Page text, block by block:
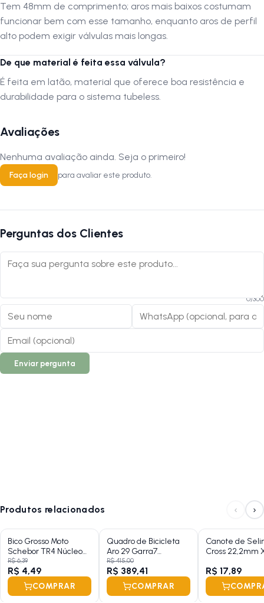
Tem 48mm de comprimento; aros mais baixos costumam
funcionar bem com esse tamanho, enquanto aros de perfil
alto podem exigir válvulas mais longas.
De que material é feita essa válvula?
É feita em latão, material que oferece boa resistência e
durabilidade para o sistema tubeless.
Avaliações
Nenhuma avaliação ainda. Seja o primeiro!
Faça login para avaliar este produto.
Perguntas dos Clientes
0/300
Enviar pergunta
Produtos relacionados ‹ ›
Bico Grosso Moto
Schebor TR4 Núcleo
Curto
R$ 6,39
R$ 4,49
COMPRAR
Quadro de Bicicleta
Aro 29 Garra7
Hardtrail
R$ 415,00
R$ 389,41
COMPRAR
Canote de
Cross 22,2mm
R$ 17,89